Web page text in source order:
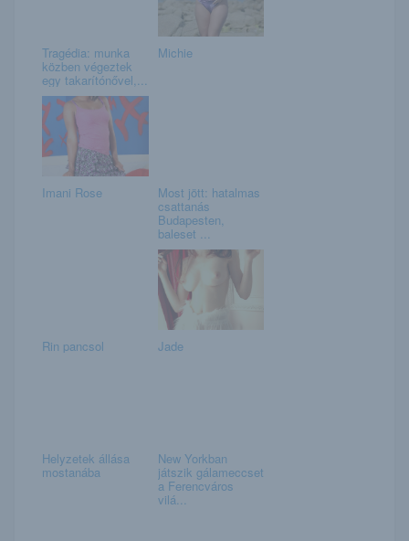
Tragédia: munka
közben végeztek
egy takarítónővel,...
Michie
Imani Rose Most jött: hatalmas
csattanás
Budapesten,
baleset ...
Rin pancsol Jade
Helyzetek állása
mostanába
New Yorkban
játszik gálameccset
a Ferencváros
vilá...